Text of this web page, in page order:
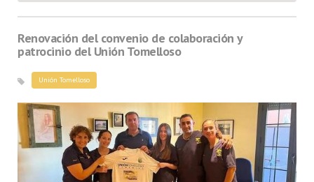
Renovación del convenio de colaboración y
patrocinio del Unión Tomelloso
Unión Tomelloso